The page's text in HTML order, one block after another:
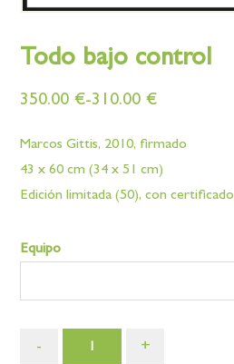
Todo bajo control
310.00€
-
350.00€
Marcos Gittis, 2010, firmado
43 x 60 cm (34 x 51 cm)
Edición limitada (50), con certificado
Equipo
- +